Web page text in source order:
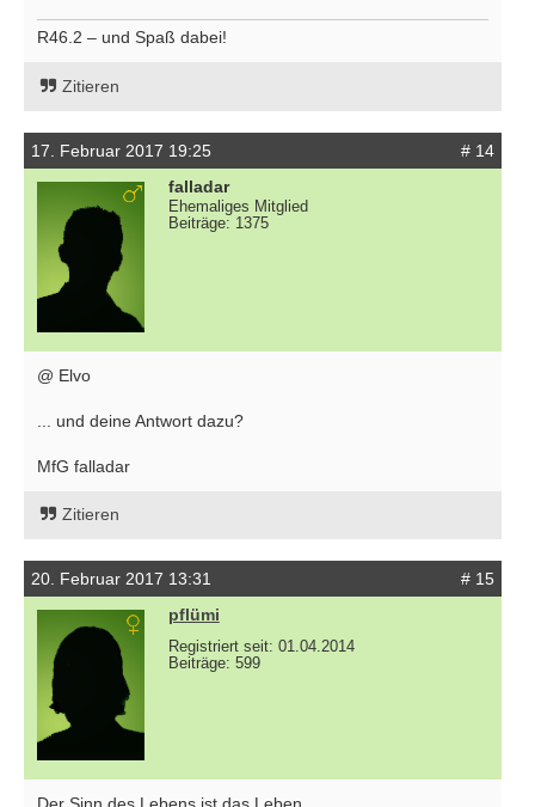
R46.2 – und Spaß dabei!
Zitieren
17. Februar 2017 19:25
# 14
falladar
Ehemaliges Mitglied
Beiträge: 1375
@ Elvo
... und deine Antwort dazu?
MfG falladar
Zitieren
20. Februar 2017 13:31
# 15
pflümi
Registriert seit: 01.04.2014
Beiträge: 599
Der Sinn des Lebens ist das Leben.